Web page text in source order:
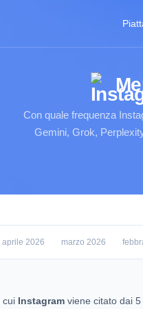
Con quale frequenza
Gemini, Grok,
aprile 2026 marzo 2026
cui Instagram viene citato dai